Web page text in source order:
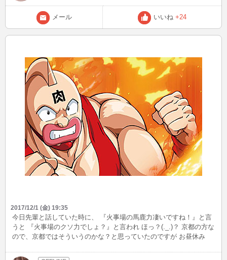
メール いいね +24
2017/12/1 (金) 19:35
今日先輩と話していた時に、 『火事場の馬鹿力凄いですね！』と言
うと 『火事場のクソ力でしょ？』と言われ ほっ？(._.)？ 京都の方な
ので、京都ではそういうのかな？と思っていたのですが お昼休み
『火事場のクソ力』はキン肉マンのセリフだった！！ えぇｗキン肉